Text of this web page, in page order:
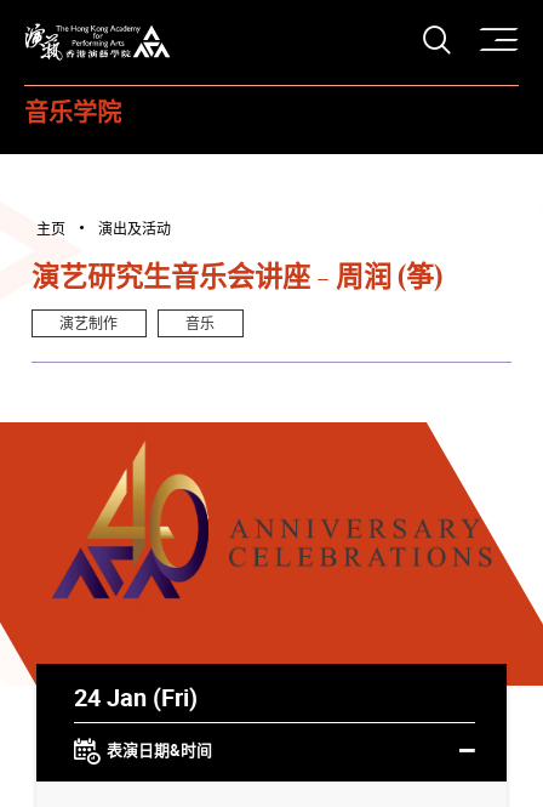
打开
音乐学院
主页 演出及活动
演艺研究生音乐会讲座 - 周润 (筝)
演艺制作 音乐
24 Jan (Fri)
表演日期&时间